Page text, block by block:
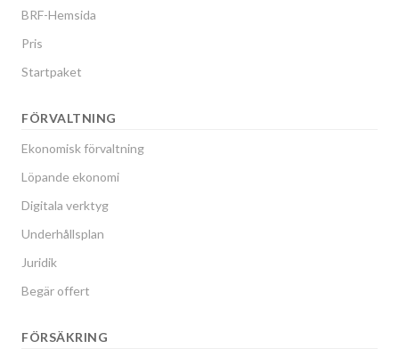
BRF-Hemsida
Pris
Startpaket
FÖRVALTNING
Ekonomisk förvaltning
Löpande ekonomi
Digitala verktyg
Underhållsplan
Juridik
Begär offert
FÖRSÄKRING